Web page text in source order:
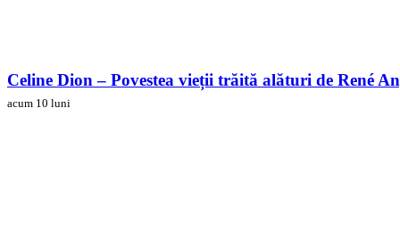
Celine Dion – Povestea vieții trăită alături de René
acum 10 luni